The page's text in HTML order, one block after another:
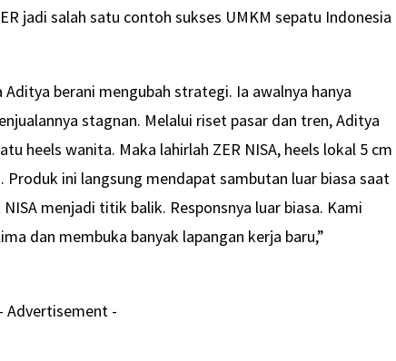
jadi salah satu contoh sukses UMKM sepatu Indonesia
berani mengubah strategi. Ia awalnya hanya
stagnan. Melalui riset pasar dan tren, Aditya
heels wanita. Maka lahirlah ZER NISA, heels lokal 5 cm
ini langsung mendapat sambutan luar biasa saat
menjadi titik balik. Responsnya luar biasa. Kami
dan membuka banyak lapangan kerja baru,”
- Advertisement -